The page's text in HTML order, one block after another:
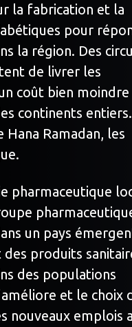
la fabrication et la
pour
la région. Des
de livrer les
coût bien moindre
continents entiers.
Ramadan, les
pharmaceutique
un pays
produits
des populations
et le choix
nouveaux emplois